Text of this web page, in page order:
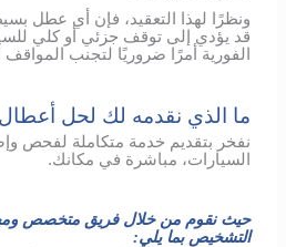
ونظرًا لهذا التعقيد، فإن أي عطل
قد يؤدي إلى توقف جزئي أو كلي
الفورية أمرًا ضروريًا لتجنب
ما الذي نقدمه لك لحل أعطال
نفخر بتقديم خدمة متكاملة لفحص
السيارات، مباشرة في مكانك.
حيث نقوم من خلال فريق متخصص
التشخيص بما يلي: